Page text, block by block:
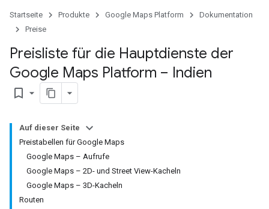
Startseite Produkte Google Maps Platform
Dokumentation
Preise
Preisliste für die Hauptdienste der
Google Maps Platform – Indien
bookmark_border
Auf dieser Seite
Preistabellen für Google Maps
Google Maps – Aufrufe
Google Maps – 2D- und Street View-Kacheln
Google Maps – 3D-Kacheln
Routen